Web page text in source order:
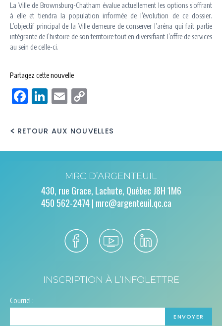
La Ville de Brownsburg-Chatham évalue actuellement les options s’offrant
à elle et tiendra la population informée de l’évolution de ce dossier.
L’objectif principal de la Ville demeure de conserver l’aréna qui fait partie
intégrante de l’histoire de son territoire tout en diversifiant l’offre de services
au sein de celle-ci.
Partagez cette nouvelle
Facebook
LinkedIn
Email
RETOUR AUX NOUVELLES
MRC D’ARGENTEUIL
430, rue Grace, Lachute, Québec J8H 1M6
450 562-2474 | mrc@argenteuil.qc.ca
INSCRIPTION À L’INFOLETTRE
Courriel :